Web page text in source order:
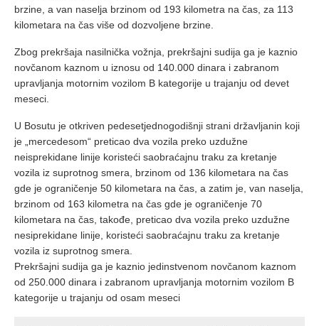
brzine, a van naselja brzinom od 193 kilometra na čas, za 113
kilometara na čas više od dozvoljene brzine.
Zbog prekršaja nasilnička vožnja, prekršajni sudija ga je kaznio
novčanom kaznom u iznosu od 140.000 dinara i zabranom
upravljanja motornim vozilom B kategorije u trajanju od devet
meseci.
U Bosutu je otkriven pedesetjednogodišnji strani državljanin koji
je „mercedesom“ preticao dva vozila preko uzdužne
neisprekidane linije koristeći saobraćajnu traku za kretanje
vozila iz suprotnog smera, brzinom od 136 kilometara na čas
gde je ograničenje 50 kilometara na čas, a zatim je, van naselja,
brzinom od 163 kilometra na čas gde je ograničenje 70
kilometara na čas, takođe, preticao dva vozila preko uzdužne
nesiprekidane linije, koristeći saobraćajnu traku za kretanje
vozila iz suprotnog smera.
Prekršajni sudija ga je kaznio jedinstvenom novčanom kaznom
od 250.000 dinara i zabranom upravljanja motornim vozilom B
kategorije u trajanju od osam meseci